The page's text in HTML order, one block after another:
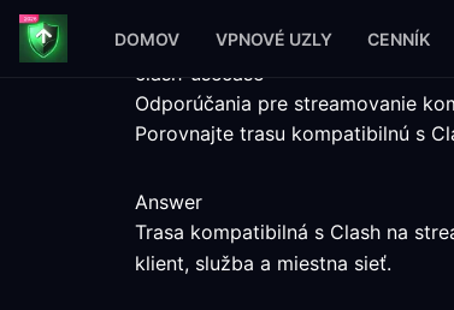
DOMOV VPNOVÉ UZLY CENNÍK
clash-usecase
Odporúčania pre streamovanie
Porovnajte trasu kompatibilnú s
Answer
Trasa kompatibilná s Clash na
klient, služba a miestna sieť.